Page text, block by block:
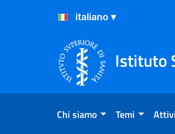
Salta al Contenuto
Salta al Footer
Istituto
Chi siamo Temi